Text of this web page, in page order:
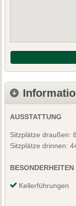
AUSSTATTUNG
Sitzplätze draußen:
Sitzplätze drinnen:
BESONDERHEITEN
Kellerführungen